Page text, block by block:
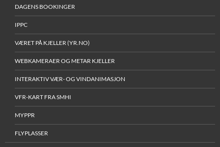
DAGENS BOOKINGER
IPPC
VÆRET PÅ KJELLER (YR.NO)
WEBKAMERAER OG METAR KJELLER
INTERAKTIV VÆR- OG VINDANIMASJON
VFR-KART FRA SMHI
MYPPR
FLYPLASSER